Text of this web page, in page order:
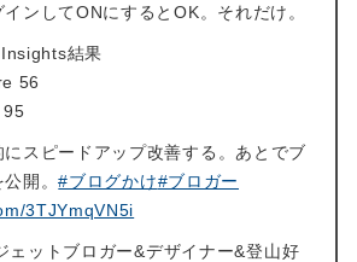
ンしてONにするとOK。それだけ。
結果
56
95
にスピードアップ改善する。あとでブ
公開。#ブログかけ#ブロガー
3TJYmqVN5i
ットブロガー&デザイナー&登山好